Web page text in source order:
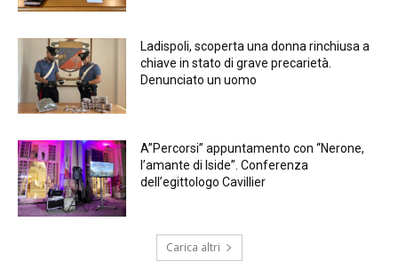
Ladispoli, scoperta una donna rinchiusa a
chiave in stato di grave precarietà.
Denunciato un uomo
A”Percorsi” appuntamento con “Nerone,
l’amante di Iside”. Conferenza
dell’egittologo Cavillier
Carica altri